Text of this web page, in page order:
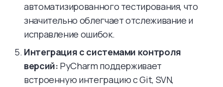
автоматизированного тестирования, что
значительно облегчает отслеживание и
исправление ошибок.
Интеграция с системами контроля
версий: PyCharm поддерживает
встроенную интеграцию с Git, SVN,